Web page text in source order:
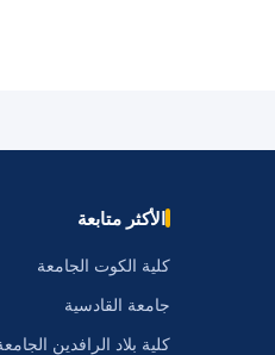
الأكثر متابعة
كلية الكوت الجامعة
جامعة القادسية
كلية بلاد الرافدين